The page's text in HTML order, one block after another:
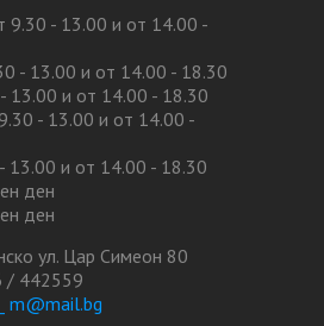
9.30 - 13.00 и от 14.00 -
- 13.00 и от 14.00 - 18.30
13.00 и от 14.00 - 18.30
- 13.00 и от 14.00 -
13.00 и от 14.00 - 18.30
ден
ден
ул. Цар Симеон 80
/ 442559
m@mail.bg